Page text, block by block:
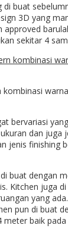
di buat
3D yang
approved
sekitar 4
warna
bervariasi
dan juga
jenis finishing
buat dengan
Kitchen juga
yang
pun di buat
meter baik